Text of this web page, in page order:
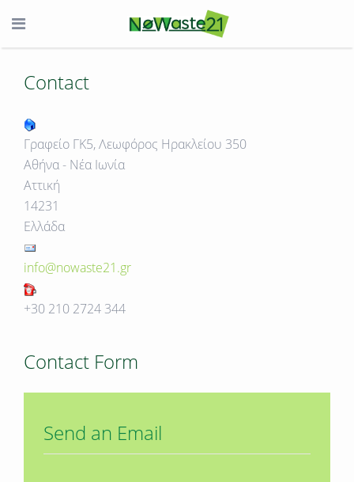
Contact
Γραφείο ΓΚ5, Λεωφόρος Ηρακλείου 350
Αθήνα - Νέα Ιωνία
Αττική
14231
Ελλάδα
info@nowaste21.gr
+30 210 2724 344
Contact Form
Send an Email